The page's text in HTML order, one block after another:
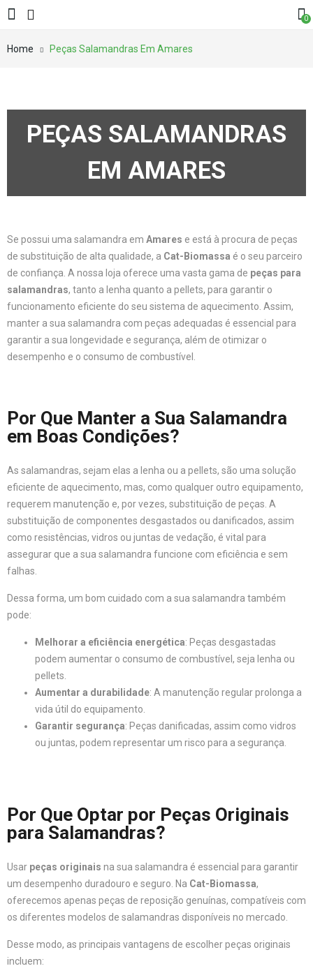
0
Home Peças Salamandras Em Amares
PEÇAS SALAMANDRAS
EM AMARES
Se possui uma salamandra em Amares e está à procura de peças
de substituição de alta qualidade, a Cat-Biomassa é o seu parceiro
de confiança. A nossa loja oferece uma vasta gama de peças para
salamandras, tanto a lenha quanto a pellets, para garantir o
funcionamento eficiente do seu sistema de aquecimento. Assim,
manter a sua salamandra com peças adequadas é essencial para
garantir a sua longevidade e segurança, além de otimizar o
desempenho e o consumo de combustível.
Por Que Manter a Sua Salamandra
em Boas Condições?
As salamandras, sejam elas a lenha ou a pellets, são uma solução
eficiente de aquecimento, mas, como qualquer outro equipamento,
requerem manutenção e, por vezes, substituição de peças. A
substituição de componentes desgastados ou danificados, assim
como resistências, vidros ou juntas de vedação, é vital para
assegurar que a sua salamandra funcione com eficiência e sem
falhas.
Dessa forma, um bom cuidado com a sua salamandra também
pode:
Melhorar a eficiência energética: Peças desgastadas
podem aumentar o consumo de combustível, seja lenha ou
pellets.
Aumentar a durabilidade: A manutenção regular prolonga a
vida útil do equipamento.
Garantir segurança: Peças danificadas, assim como vidros
ou juntas, podem representar um risco para a segurança.
Por Que Optar por Peças Originais
para Salamandras?
Usar peças originais na sua salamandra é essencial para garantir
um desempenho duradouro e seguro. Na Cat-Biomassa,
oferecemos apenas peças de reposição genuínas, compatíveis com
os diferentes modelos de salamandras disponíveis no mercado.
Desse modo, as principais vantagens de escolher peças originais
incluem: